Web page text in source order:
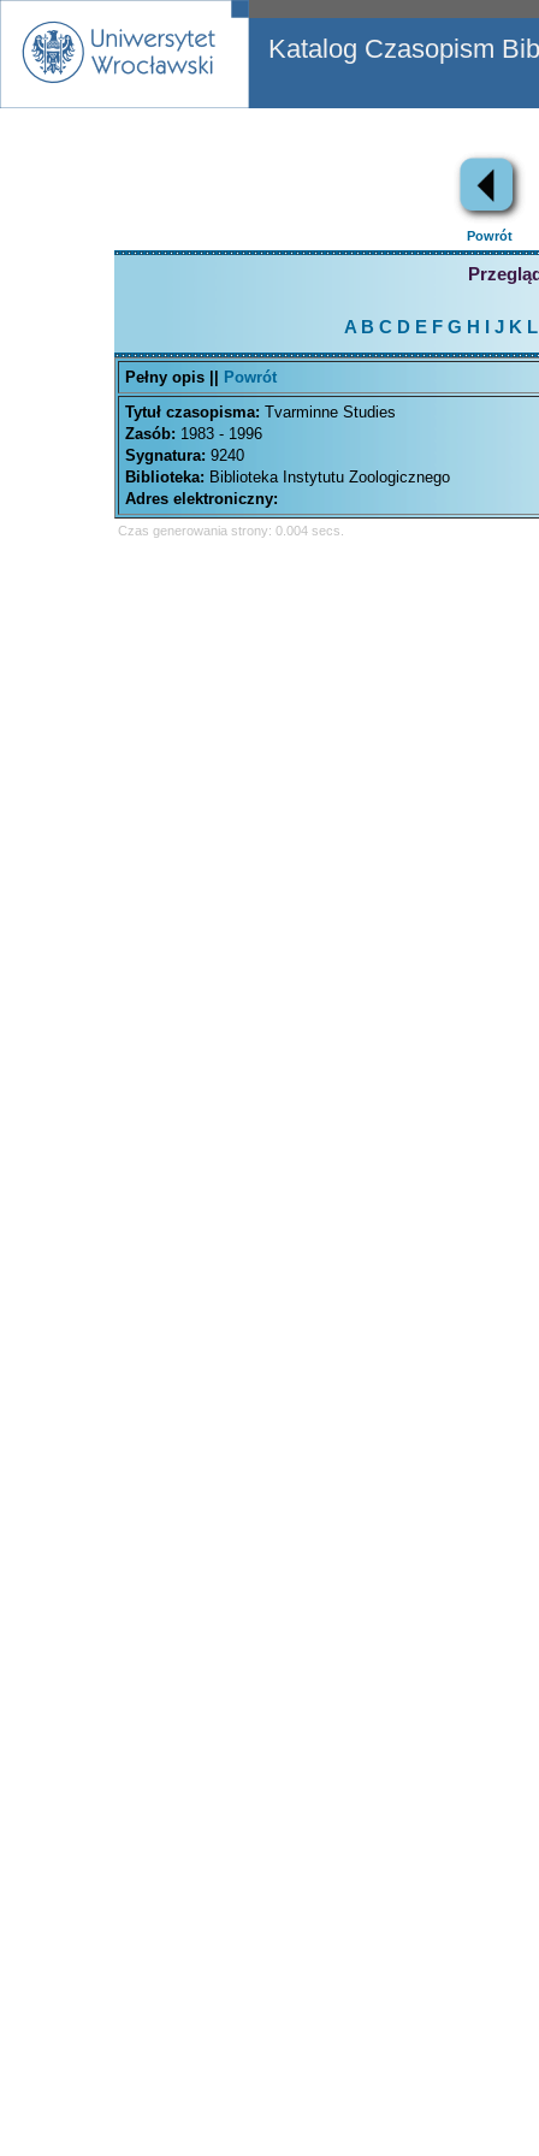
Katalog Czasopism
Powrót
A B C D EFG H J K L
Pełny opis ||
Powrót
Tytuł czasopisma: Tvarminne Studies
Zasób: 1983 - 1996
Sygnatura: 9240
Biblioteka: Biblioteka Instytutu Zoologicznego
Adres elektroniczny:
Czas generowania strony: 0.004 secs.